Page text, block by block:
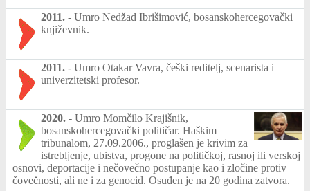
2011. - Umro Nedžad Ibrišimović, bosanskohercegovački
književnik.
2011. - Umro Otakar Vavra, češki reditelj, scenarista i
univerzitetski profesor.
2020. - Umro Momčilo Krajišnik,
bosanskohercegovački političar. Haškim
tribunalom, 27.09.2006., proglašen je krivim za
istrebljenje, ubistva, progone na političkoj, rasnoj ili verskoj
osnovi, deportacije i nečovečno postupanje kao i zločine protiv
čovečnosti, ali ne i za genocid. Osuđen je na 20 godina zatvora.